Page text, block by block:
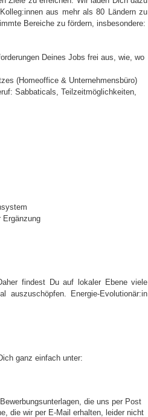
aus mehr als 80 Ländern zu
Bereiche zu fördern, insbesondere:
Deines Jobs frei aus, wie, wo
(Homeoffice & Unternehmensbüro)
Sabbaticals, Teilzeitmöglichkeiten,
Ergänzung
findest Du auf lokaler Ebene viele
auszuschöpfen.
Energie-Evolutionär:in
ganz einfach unter:
die uns per Post
die wir per E-Mail erhalten, leider nicht